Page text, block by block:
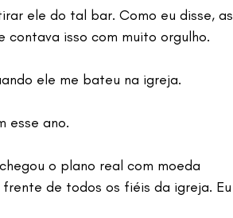
ele do tal bar. Como eu disse, as
isso com muito orgulho.
ele me bateu na igreja.
esse ano.
o plano real com moeda
de todos os fiéis da igreja. Eu